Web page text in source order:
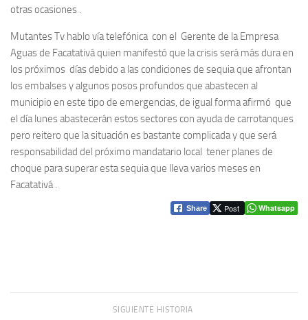
otras ocasiones .
Mutantes Tv hablo vía telefónica con el Gerente de la Empresa
Aguas de Facatativá quien manifestó que la crisis será más dura en
los próximos días debido a las condiciones de sequia que afrontan
los embalses y algunos posos profundos que abastecen al
municipio en este tipo de emergencias, de igual forma afirmó que
el día lunes abastecerán estos sectores con ayuda de carrotanques
pero reitero que la situación es bastante complicada y que será
responsabilidad del próximo mandatario local tener planes de
choque para superar esta sequia que lleva varios meses en
Facatativá .
Share Post Whatsapp
SIGUIENTE HISTORIA